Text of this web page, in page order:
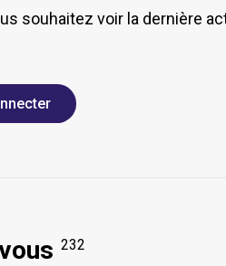
souhaitez voir la dernière
232